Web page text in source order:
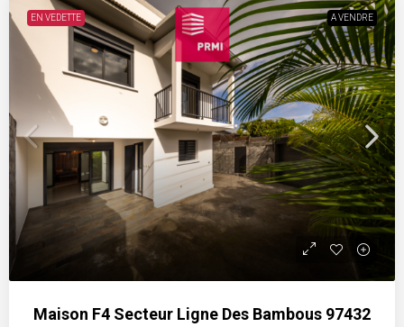
EN VEDETTE A VENDRE
Maison F4 Secteur Ligne Des Bambous 97432